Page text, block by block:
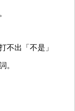
不出「不是」
。